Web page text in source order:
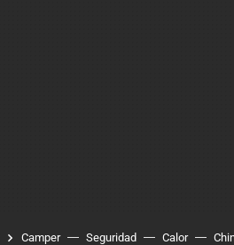
Camper Seguridad Calor